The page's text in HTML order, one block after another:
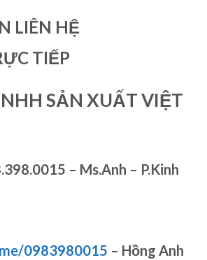
LIÊN HỆ
TIẾP
SẢN XUẤT VIỆT
– Ms.Anh – P.Kinh
0983980015 – Hồng Anh